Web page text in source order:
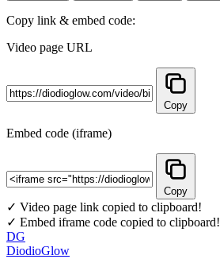
Copy link & embed code:
Video page URL
Copy
Embed code (iframe)
Copy
✓ Video page link copied to clipboard!
✓ Embed iframe code copied to clipboard!
DG
DiodioGlow